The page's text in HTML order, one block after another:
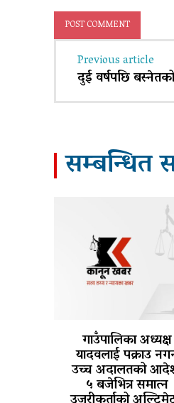
Previous article
दुई वर्षपछि
सम्बन्धित
गाउँपालिका अध्यक्ष
यादवलाई पक्राउ
उच्च अदालतको
५ बजेभित्र समात्न